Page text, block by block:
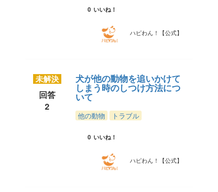
0 いいね！
ハピわん！【公式】
未解決
回答
2
犬が他の動物を追いかけて
しまう時のしつけ方法につ
いて
他の動物 トラブル
0 いいね！
ハピわん！【公式】